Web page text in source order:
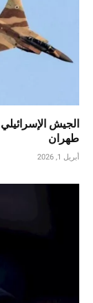
الجيش
طهران
أبريل 1, 2026